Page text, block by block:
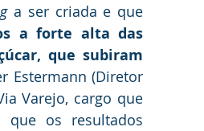
a ser criada e que
a forte alta das
que subiram
Estermann (Diretor
Varejo, cargo que
que os resultados